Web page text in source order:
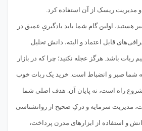
مدیریت ریسک از آن استفاده کرد.
هستید، اولین گام شما باید یادگیریِ عمیق در
قابل اعتماد و البته، دانش تحلیل
ربات باشد. هرگز عجله نکنید؛ چرا که در بازار
شما صبر و انضباط است. خرید یک ربات خوب
شروع راه است، نه پایان آن. هدف اصلی شما
مدیریت سرمایه و درکِ صحیح از روانشناسی
و استفاده از ابزارهای مدرن پرداخت،